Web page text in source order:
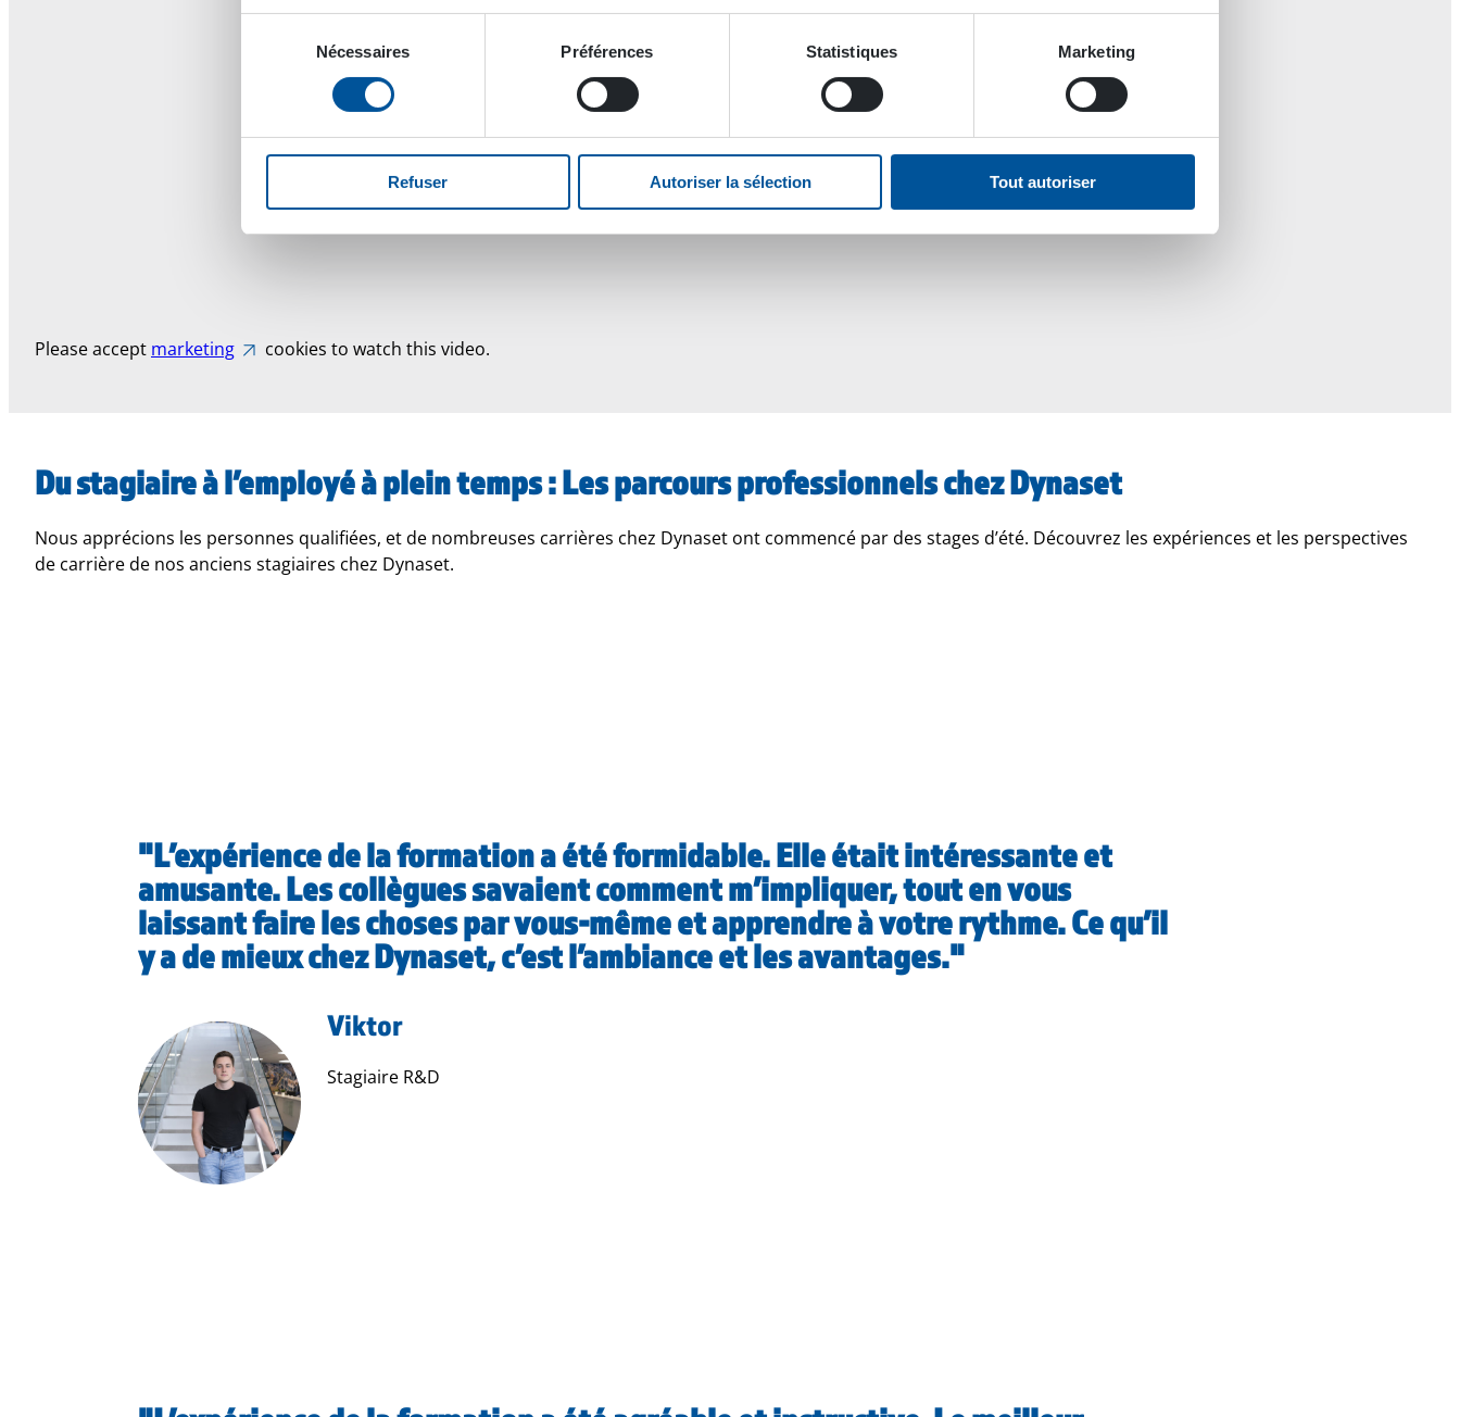
consentement
Nécessaires Préférences Statistiques Marketing
Refuser Autoriser la sélection Tout autoriser
Please accept marketing cookies to watch this video.
Du stagiaire à l’employé à plein temps : Les parcours professionnels chez Dynaset
Nous apprécions les personnes qualifiées, et de nombreuses carrières chez Dynaset ont commencé par des stages d’été. Découvrez les expériences et les perspectives
de carrière de nos anciens stagiaires chez Dynaset.
L’expérience de la formation a été formidable. Elle était intéressante et
amusante. Les collègues savaient comment m’impliquer, tout en vous
laissant faire les choses par vous-même et apprendre à votre rythme. Ce qu’il
y a de mieux chez Dynaset, c’est l’ambiance et les avantages.
Viktor
Stagiaire R&D